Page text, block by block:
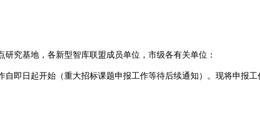
究基地，各新型智库联盟成员单位，市级各有关单位：
即日起开始（重大招标课题申报工作等待后续通知）。现将申报工